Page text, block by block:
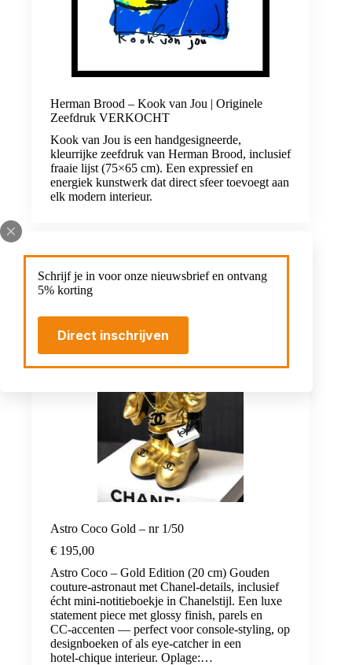
Schrijf je in voor onze nieuwsbrief en ontvang
5% korting
Direct inschrijven
Herman Brood – Kook van Jou | Originele
Zeefdruk VERKOCHT
Kook van Jou is een handgesigneerde,
kleurrijke zeefdruk van Herman Brood, inclusief
fraaie lijst (75×65 cm). Een expressief en
energiek kunstwerk dat direct sfeer toevoegt aan
elk modern interieur.
Astro Coco Gold – nr 1/50
€ 195,00
Astro Coco – Gold Edition (20 cm) Gouden
couture‑astronaut met Chanel‑details, inclusief
écht mini‑notitieboekje in Chanelstijl. Een luxe
statement piece met glossy finish, parels en
CC‑accenten — perfect voor console‑styling, op
designboeken of als eye‑catcher in een
hotel‑chique interieur. Oplage:…